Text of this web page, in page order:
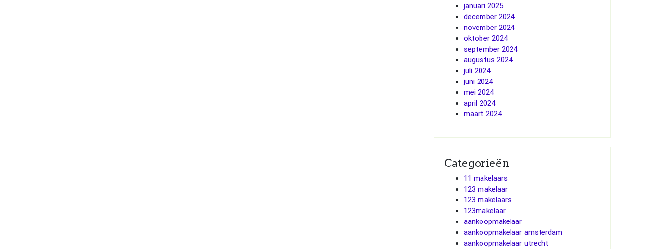
januari 2025
december 2024
november 2024
oktober 2024
september 2024
augustus 2024
juli 2024
juni 2024
mei 2024
april 2024
maart 2024
Categorieën
11 makelaars
123 makelaar
123 makelaars
123makelaar
aankoopmakelaar
aankoopmakelaar amsterdam
aankoopmakelaar utrecht